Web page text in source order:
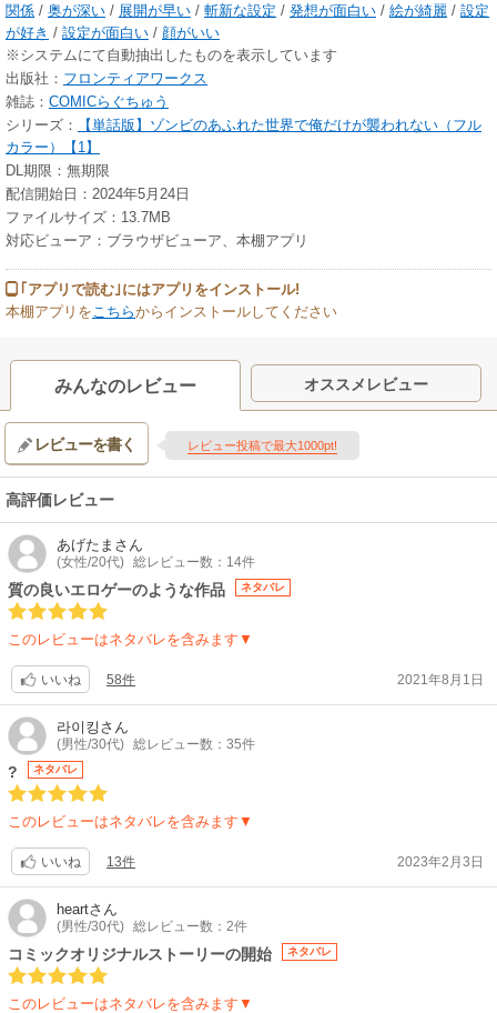
関係 / 奥が深い / 展開が早い / 斬新な設定 / 発想が面白い / 絵が綺麗 / 設定
が好き / 設定が面白い / 顔がいい
※システムにて自動抽出したものを表示しています
出版社： フロンティアワークス
雑誌： COMICらぐちゅう
シリーズ：
【単話版】ゾンビのあふれた世界で俺だけが襲われない（フル
カラー）【1】
DL期限：無期限
配信開始日：2024年5月24日
ファイルサイズ：13.7MB
対応ビューア：ブラウザビューア、本棚アプリ
｢アプリで読む｣にはアプリをインストール!
本棚アプリをこちらからインストールしてください
みんなのレビュー オススメレビュー
レビューを書く レビュー投稿で最大1000pt!
高評価レビュー
あげたま さん
(女性/20代) 総レビュー数：14件
質の良いエロゲーのような作品 ネタバレ
このレビューはネタバレを含みます▼
いいね 58件 2021年8月1日
라이킹 さん
(男性/30代) 総レビュー数：35件
? ネタバレ
このレビューはネタバレを含みます▼
いいね 13件 2023年2月3日
heartさん
(男性/30代) 総レビュー数：2件
コミックオリジナルストーリーの開始 ネタバレ
このレビューはネタバレを含みます▼